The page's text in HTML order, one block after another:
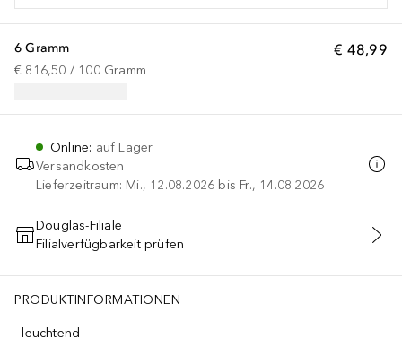
€ 48,99
6 Gramm
€ 816,50 / 100 Gramm
Online: auf Lager
Versandkosten
Lieferzeitraum: Mi., 12.08.2026 bis Fr., 14.08.2026
IN DEN WARENKORB
Douglas-Filiale
Filialverfügbarkeit prüfen
PRODUKTINFORMATIONEN
leuchtend